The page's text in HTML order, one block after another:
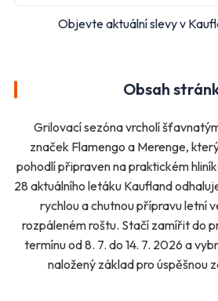
Objevte aktuální slevy v
Obsah
Grilovací sezóna vrcholí
značek Flamengo a Merenge,
pohodlí připraven na praktickém
28 aktuálního letáku Kaufland
rychlou a chutnou přípravu letní
rozpáleném roštu. Stačí zamířit do
termínu od 8. 7. do 14. 7. 2026 a
naložený základ pro úspěšnou
Oblečení
Ostatní supermarkety